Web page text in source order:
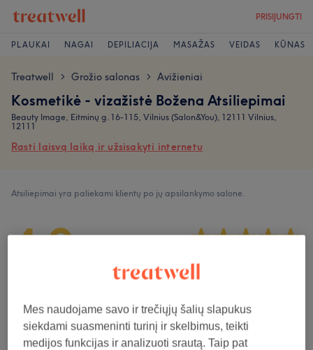
PRISIJUNGTI
PLAUKAI NAGAI DEPILIACIJA MASAŽAS VEIDAS KŪNAS
Treatwell > Grožio salonas > Avižieniai
Kosmetikė - vizažistė Božena Atsiliepimai
Beauty Image, Eitminų g. 16-115, Vilnius (Salon&You), 12111 Vilnius,
12111
Rasti laisvą laiką ir užsisakyti internetu
Atsiliepimai yra paliekami klientų po jų apsilankymo salone.
4,9
Švara
Mes naudojame savo ir trečiųjų šalių slapukus
siekdami suasmeninti turinį ir skelbimus, teikti
medijos funkcijas ir analizuoti srautą. Taip pat